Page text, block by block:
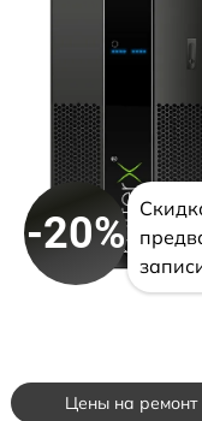
-20%
Цены на ремонт